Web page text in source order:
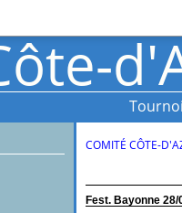
COMITÉ CÔTE-
Fest. Bayonne 28/